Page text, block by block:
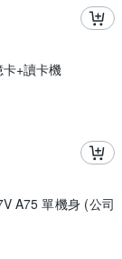
+讀卡機
A75 單機身 (公司